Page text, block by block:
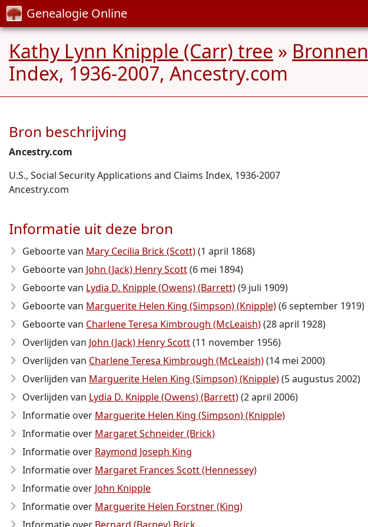
Genealogie Online
Kathy Lynn Knipple (Carr) tree » Bronnen
Index, 1936-2007, Ancestry.com
Bron beschrijving
Ancestry.com
U.S., Social Security Applications and Claims Index, 1936-2007
Ancestry.com
Informatie uit deze bron
Geboorte van Mary Cecilia Brick (Scott)(1 april 1868)
Geboorte van John (Jack) Henry Scott(6 mei 1894)
Geboorte van Lydia D. Knipple (Owens) (Barrett)(9 juli 1909)
Geboorte van Marguerite Helen King (Simpson) (Knipple)(6 september 1919)
Geboorte van Charlene Teresa Kimbrough (McLeaish)(28 april 1928)
Overlijden van John (Jack) Henry Scott(11 november 1956)
Overlijden van Charlene Teresa Kimbrough (McLeaish)(14 mei 2000)
Overlijden van Marguerite Helen King (Simpson) (Knipple)(5 augustus 2002)
Overlijden van Lydia D. Knipple (Owens) (Barrett)(2 april 2006)
Informatie over Marguerite Helen King (Simpson) (Knipple)
Informatie over Margaret Schneider (Brick)
Informatie over Raymond Joseph King
Informatie over Margaret Frances Scott (Hennessey)
Informatie over John Knipple
Informatie over Marguerite Helen Forstner (King)